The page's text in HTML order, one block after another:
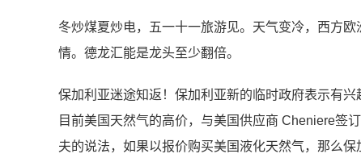
冬炒煤夏炒电，五一十一旅游见。天气变冷，西方
情。德龙汇能是龙头至少翻倍。
保加利亚迷途知返！保加利亚新的临时政府表示有
目前美国天然气的高价，与美国供应商 Cheniere签
夫的说法，如果以报价购买美国液化天然气，那么保